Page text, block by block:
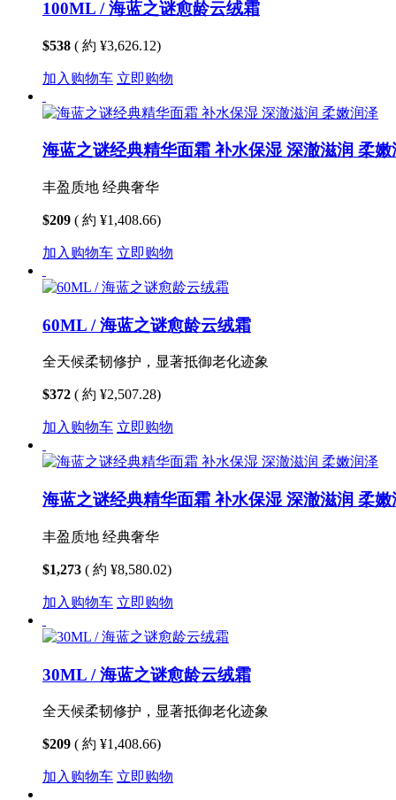
100ML / 海蓝之谜愈龄云绒霜
$538 ( 約 ¥3,626.12)
加入购物车 立即购物
海蓝之谜经典精华面霜 补水保湿 深澈滋润 柔嫩
丰盈质地 经典奢华
$209 ( 約 ¥1,408.66)
加入购物车 立即购物
60ML / 海蓝之谜愈龄云绒霜
全天候柔韧修护，显著抵御老化迹象
$372 ( 約 ¥2,507.28)
加入购物车 立即购物
海蓝之谜经典精华面霜 补水保湿 深澈滋润 柔嫩
丰盈质地 经典奢华
$1,273 ( 約 ¥8,580.02)
加入购物车 立即购物
30ML / 海蓝之谜愈龄云绒霜
全天候柔韧修护，显著抵御老化迹象
$209 ( 約 ¥1,408.66)
加入购物车 立即购物